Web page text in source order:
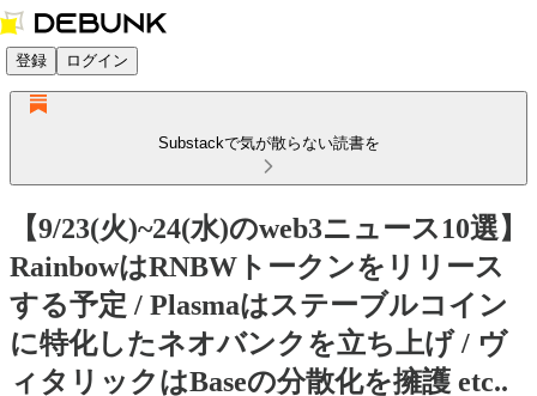
登録 ログイン
Substackで気が散らない読書を
【9/23(火)~24(水)のweb3ニュース10選】
RainbowはRNBWトークンをリリース
する予定 / Plasmaはステーブルコイン
に特化したネオバンクを立ち上げ / ヴ
ィタリックはBaseの分散化を擁護 etc..